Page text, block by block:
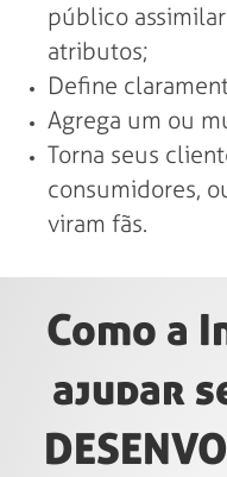
público
atributos;
Define
Agrega um ou
Torna seus
consumidores,
viram fãs.
Como a
ajudar